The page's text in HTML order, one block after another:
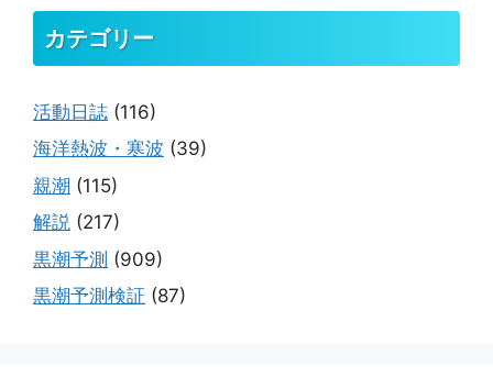
カテゴリー
活動日誌 (116)
海洋熱波・寒波 (39)
親潮 (115)
解説 (217)
黒潮予測 (909)
黒潮予測検証 (87)